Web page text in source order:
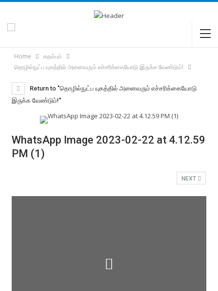
Home
கதம்பம்
தொழில்நுட்ப யுகத்தில் அனைவரும் எச்சரிக்கையோடு இருக்க வேண்டும்!
Return to "தொழில்நுட்ப யுகத்தில் அனைவரும் எச்சரிக்கையோடு
இருக்க வேண்டும்!"
WhatsApp Image 2023-02-22 at 4.12.59
PM (1)
NEXT